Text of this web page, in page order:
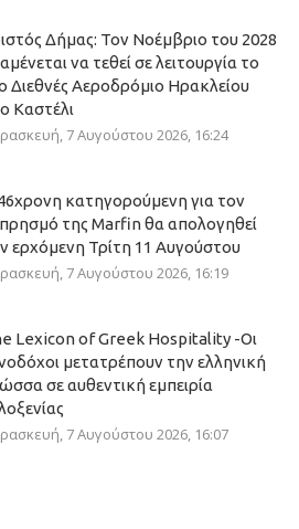
Δήμας: Τον Νοέμβριο του 2028
να τεθεί σε λειτουργία το
Διεθνές Αεροδρόμιο Ηρακλείου
Καστέλι
7 Αυγούστου 2026, 16:24
κατηγορούμενη για τον
της Marfin θα απολογηθεί
ερχόμενη Τρίτη 11 Αυγούστου
7 Αυγούστου 2026, 16:19
Lexicon of Greek Hospitality -Οι
μετατρέπουν την ελληνική
σε αυθεντική εμπειρία
7 Αυγούστου 2026, 16:07